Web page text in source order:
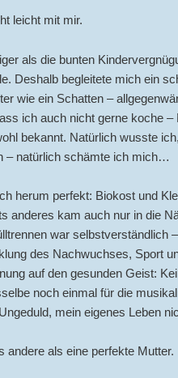
leicht mit mir.
als die bunten
Deshalb begleitete mich ein
wie ein Schatten –
ich auch nicht gerne koche –
bekannt. Natürlich wusste
– natürlich schämte ich mich…
herum perfekt: Biokost und
anderes kam auch nur in die
war selbstverständlich
des Nachwuchses, Sport
auf den gesunden Geist:
noch einmal für die
mein eigenes Leben
andere als eine perfekte Mutter.